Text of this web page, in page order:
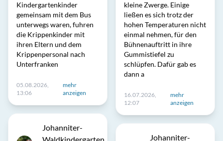
Kindergartenkinder
gemeinsam mit dem Bus
unterwegs waren, fuhren
die Krippenkinder mit
ihren Eltern und dem
Krippenpersonal nach
Unterfranken
05.08.2026,
13:06
mehr
anzeigen
Johanniter-
kleine Zwerge. Einige
ließen es sich trotz der
hohen Temperaturen nicht
einmal nehmen, für den
Bühnenauftritt in ihre
Gummistiefel zu
schlüpfen. Dafür gab es
dann a
16.07.2026,
12:07
mehr
anzeigen
Johanniter-